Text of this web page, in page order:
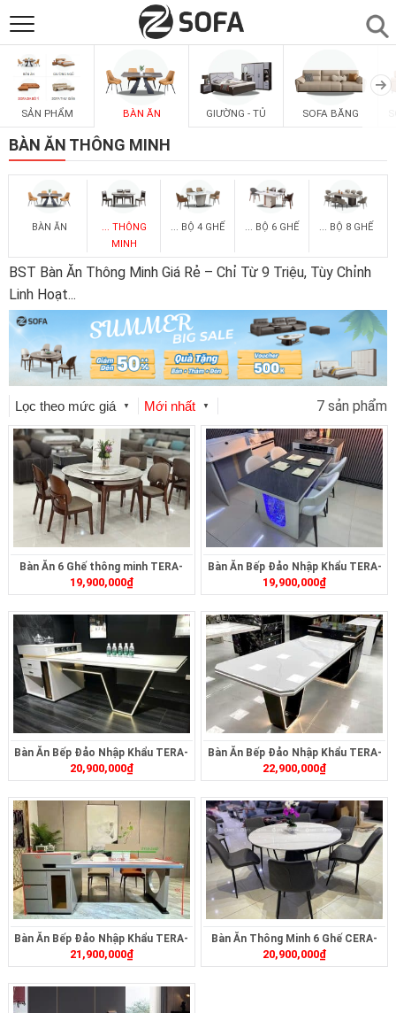
SẢN PHẨM
SOFAS
PHÒNG ĂN
PHÒNG NGỦ
PHÒNG KHÁCH
LIÊN HỆ
SẢN PHẨM BÀN ĂN GIƯỜNG - TỦ SOFA BĂNG
BÀN ĂN THÔNG MINH
BÀN ĂN
... THÔNG
MINH
... BỘ 4 GHẾ ... BỘ 6 GHẾ ... BỘ 8 GHẾ
BST Bàn Ăn Thông Minh Giá Rẻ – Chỉ Từ 9 Triệu, Tùy Chỉnh
Linh Hoạt...
Lọc theo mức giá ▼ Mới nhất ▼ 7 sản phẩm
Bàn Ăn 6 Ghế thông minh TERA-
289
19,900,000₫
Bàn Ăn Bếp Đảo Nhập Khẩu TERA-
496
19,900,000₫
Bàn Ăn Bếp Đảo Nhập Khẩu TERA-
491
20,900,000₫
Bàn Ăn Bếp Đảo Nhập Khẩu TERA-
490
22,900,000₫
Bàn Ăn Bếp Đảo Nhập Khẩu TERA-
498
21,900,000₫
Bàn Ăn Thông Minh 6 Ghế CERA-
182
20,900,000₫